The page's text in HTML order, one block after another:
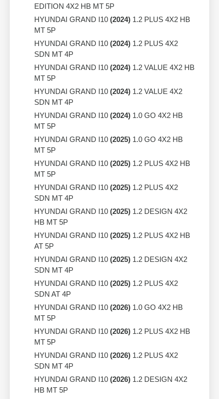
EDITION 4X2 HB MT 5P
HYUNDAI GRAND I10 (2024) 1.2 PLUS 4X2 HB
MT 5P
HYUNDAI GRAND I10 (2024) 1.2 PLUS 4X2
SDN MT 4P
HYUNDAI GRAND I10 (2024) 1.2 VALUE 4X2 HB
MT 5P
HYUNDAI GRAND I10 (2024) 1.2 VALUE 4X2
SDN MT 4P
HYUNDAI GRAND I10 (2024) 1.0 GO 4X2 HB
MT 5P
HYUNDAI GRAND I10 (2025) 1.0 GO 4X2 HB
MT 5P
HYUNDAI GRAND I10 (2025) 1.2 PLUS 4X2 HB
MT 5P
HYUNDAI GRAND I10 (2025) 1.2 PLUS 4X2
SDN MT 4P
HYUNDAI GRAND I10 (2025) 1.2 DESIGN 4X2
HB MT 5P
HYUNDAI GRAND I10 (2025) 1.2 PLUS 4X2 HB
AT 5P
HYUNDAI GRAND I10 (2025) 1.2 DESIGN 4X2
SDN MT 4P
HYUNDAI GRAND I10 (2025) 1.2 PLUS 4X2
SDN AT 4P
HYUNDAI GRAND I10 (2026) 1.0 GO 4X2 HB
MT 5P
HYUNDAI GRAND I10 (2026) 1.2 PLUS 4X2 HB
MT 5P
HYUNDAI GRAND I10 (2026) 1.2 PLUS 4X2
SDN MT 4P
HYUNDAI GRAND I10 (2026) 1.2 DESIGN 4X2
HB MT 5P